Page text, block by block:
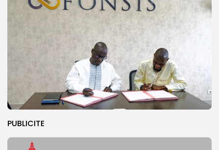
PUBLICITE